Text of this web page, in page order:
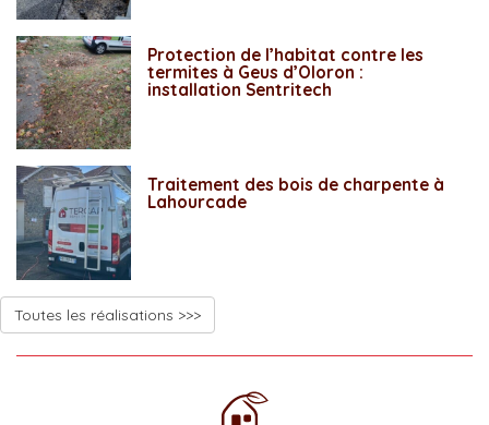
Protection de l’habitat contre les
termites à Geus d’Oloron :
installation Sentritech
Traitement des bois de charpente à
Lahourcade
Toutes les réalisations >>>